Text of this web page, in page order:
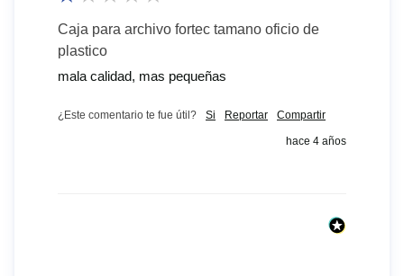
Caja para archivo fortec tamano oficio de
plastico
mala calidad, mas pequeñas
¿Este comentario te fue útil? Si Reportar Compartir
hace 4 años